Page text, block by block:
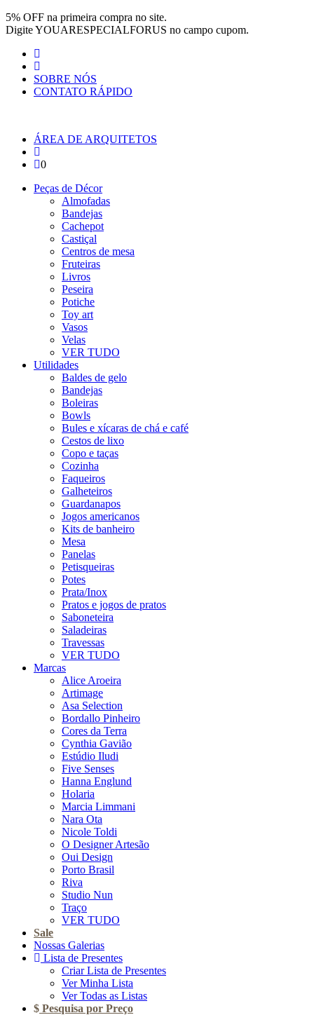
Pular para o conteúdo
5% OFF na primeira compra no site.
DigiteYOUARESPECIALFORUS no campo cupom.
SOBRE NÓS
CONTATO RÁPIDO
ÁREA DE ARQUITETOS
0
Peças de Décor
Almofadas
Bandejas
Cachepot
Castiçal
Centros de mesa
Fruteiras
Livros
Peseira
Potiche
Toy art
Vasos
Velas
VER TUDO
Utilidades
Baldes de gelo
Bandejas
Boleiras
Bowls
Bules e xícaras de chá e café
Cestos de lixo
Copo e taças
Cozinha
Faqueiros
Galheteiros
Guardanapos
Jogos americanos
Kits de banheiro
Mesa
Panelas
Petisqueiras
Potes
Prata/Inox
Pratos e jogos de pratos
Saboneteira
Saladeiras
Travessas
VER TUDO
Marcas
Alice Aroeira
Artimage
Asa Selection
Bordallo Pinheiro
Cores da Terra
Cynthia Gavião
Estúdio Iludi
Five Senses
Hanna Englund
Holaria
Marcia Limmani
Nara Ota
Nicole Toldi
O Designer Artesão
Oui Design
Porto Brasil
Riva
Studio Nun
Traço
VER TUDO
Sale
Nossas Galerias
Lista de Presentes
Criar Lista de Presentes
Ver Minha Lista
Ver Todas as Listas
Pesquisa por Preço